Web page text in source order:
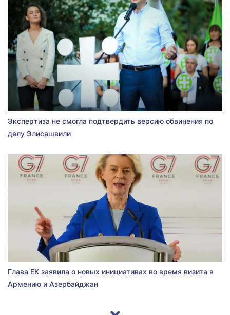
Экспертиза не смогла подтвердить версию обвинения по
делу Элисашвили
Глава ЕК заявила о новых инициативах во время визита в
Армению и Азербайджан